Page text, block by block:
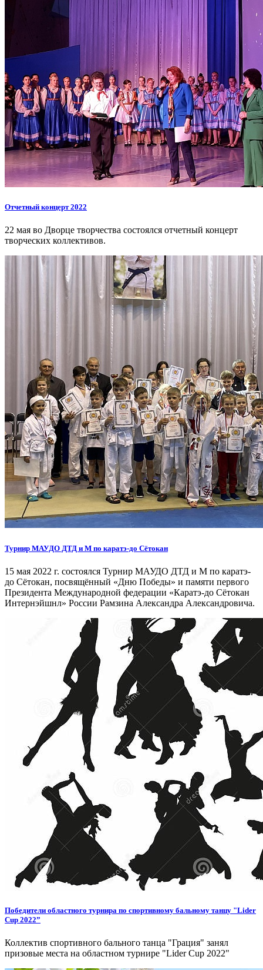
Отчетный концерт 2022
22 мая во Дворце творчества состоялся отчетный концерт
творческих коллективов.
Турнир МАУДО ДТД и М по каратэ-до Сётокан
15 мая 2022 г. состоялся Турнир МАУДО ДТД и М по каратэ-
до Сётокан, посвящённый «Дню Победы» и памяти первого
Президента Международной федерации «Каратэ-до Сётокан
Интернэйшнл» России Рамзина Александра Александровича.
Победители областного турнира по спортивному бальному танцу "Lider
Cup 2022”
Коллектив спортивного бального танца "Грация" занял
призовые места на областном турнире "Lider Cup 2022"